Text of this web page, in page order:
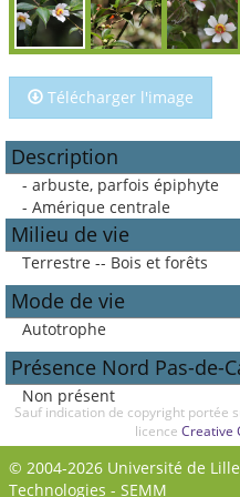
Télécharger l'image
Description
- arbuste, parfois épiphyte
- Amérique centrale
Milieu de vie
Terrestre -- Bois et forêts
Mode de vie
Autotrophe
Présence Nord Pas-de-
Non présent
Sauf indication de copyright portée
licence Creative
© 2004-2026 Université de
Technologies - SEMM